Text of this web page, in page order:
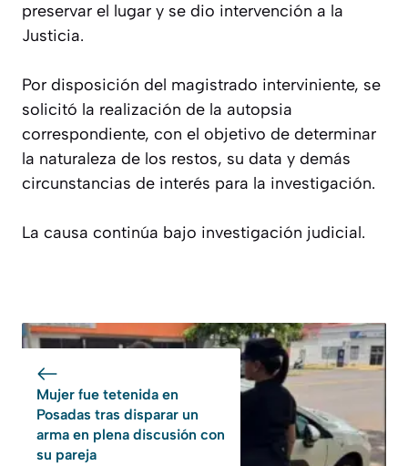
preservar el lugar y se dio intervención a la
Justicia.
Por disposición del magistrado interviniente, se
solicitó la realización de la autopsia
correspondiente, con el objetivo de determinar
la naturaleza de los restos, su data y demás
circunstancias de interés para la investigación.
La causa continúa bajo investigación judicial.
Mujer fue tetenida en
Posadas tras disparar un
arma en plena discusión con
su pareja